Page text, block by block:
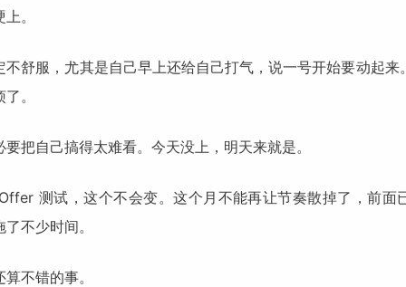
。
不舒服，尤其是自己早上还给自己打气，说一号开始要动起来
。
要把自己搞得太难看。今天没上，明天来就是。
测试，这个不会变。这个月不能再让节奏散掉了，前面
不少时间。
不错的事。